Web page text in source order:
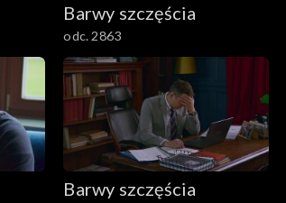
Barwy szczęścia
odc. 2863
Barwy szczęścia